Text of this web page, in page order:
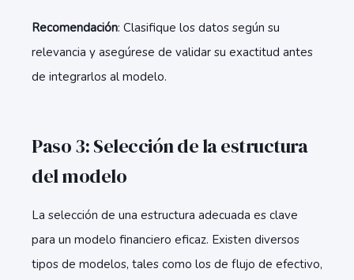
Recomendación: Clasifique los datos según su
relevancia y asegúrese de validar su exactitud antes
de integrarlos al modelo.
Paso 3: Selección de la estructura
del modelo
La selección de una estructura adecuada es clave
para un modelo financiero eficaz. Existen diversos
tipos de modelos, tales como los de flujo de efectivo,